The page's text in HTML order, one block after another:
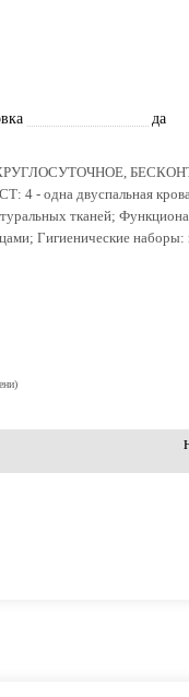
да
КРУГЛОСУТОЧНОЕ,
- одна двуспальная
тканей;
Гигиенические